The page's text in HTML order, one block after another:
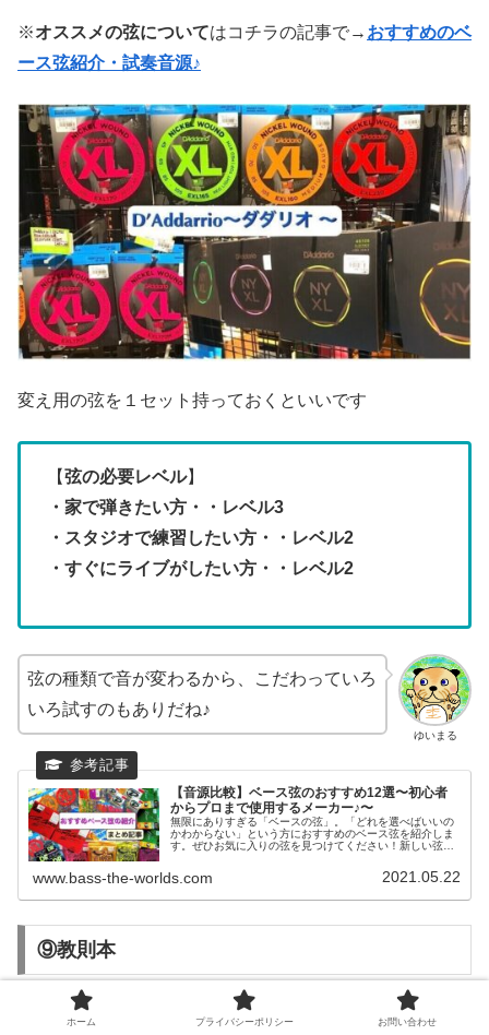
※オススメの弦についてはコチラの記事で→ おすすめのベ
ース弦紹介・試奏音源♪
変え用の弦を１セット持っておくといいです
【弦の必要レベル】
・家で弾きたい方・・レベル3
・スタジオで練習したい方・・レベル2
・すぐにライブがしたい方・・レベル2
ゆいまる
弦の種類で音が変わるから、こだわっていろ
いろ試すのもありだね♪
【音源比較】ベース弦のおすすめ12選〜初心者
からプロまで使用するメーカー♪〜
無限にありすぎる「ベースの弦」。「どれを選べばいいの
かわからない」という方におすすめのベース弦を紹介しま
す。ぜひお気に入りの弦を見つけてください！新しい弦が
www.bass-the-worlds.com 2021.05.22
⑨教則本
「教則本」「教則DVD」をもとに 練習メニューを組んで
ホーム プライバシーポリシー お問い合わせ